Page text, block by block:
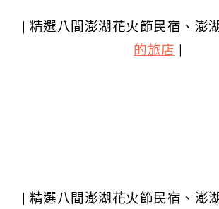
| 精選八間澎湖花火節民宿、澎
的旅店 |
| 精選八間澎湖花火節民宿、澎